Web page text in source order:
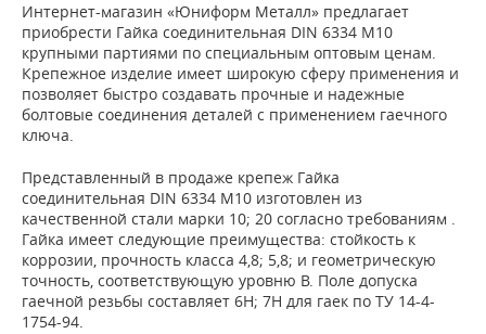
Интернет-магазин «Юниформ Металл» предлагает
приобрести Гайка соединительная DIN 6334 М10
крупными партиями по специальным оптовым ценам.
Крепежное изделие имеет широкую сферу применения и
позволяет быстро создавать прочные и надежные
болтовые соединения деталей с применением гаечного
ключа.
Представленный в продаже крепеж Гайка
соединительная DIN 6334 М10 изготовлен из
качественной стали марки 10; 20 согласно требованиям .
Гайка имеет следующие преимущества: стойкость к
коррозии, прочность класса 4,8; 5,8; и геометрическую
точность, соответствующую уровню В. Поле допуска
гаечной резьбы составляет 6Н; 7Н для гаек по ТУ 14-4-
1754-94.